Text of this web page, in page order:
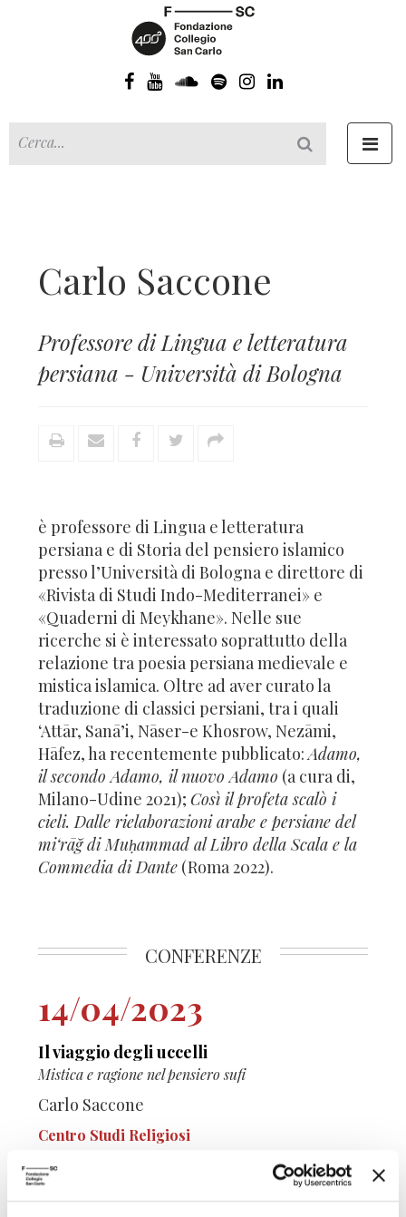
Carlo Saccone
Professore di Lingua e letteratura
persiana - Università di Bologna
è professore di Lingua e letteratura
persiana e di Storia del pensiero islamico
presso l’Università di Bologna e direttore di
«Rivista di Studi Indo-Mediterranei» e
«Quaderni di Meykhane». Nelle sue
ricerche si è interessato soprattutto della
relazione tra poesia persiana medievale e
mistica islamica. Oltre ad aver curato la
traduzione di classici persiani, tra i quali
‘Attār, Sanā’i, Nāser-e Khosrow, Nezāmi,
Hāfez, ha recentemente pubblicato:Adamo,
il secondo Adamo, il nuovo Adamo (a cura di,
Milano-Udine 2021); Così il profeta scalò i
cieli. Dalle rielaborazioni arabe e persiane del
mi‘rāğ di Muḥammad al Libro della Scala e la
Commedia di Dante (Roma 2022).
CONFERENZE
14/04/2023
Il viaggio degli uccelli
Mistica e ragione nel pensiero sufi
Carlo Saccone
Centro Studi Religiosi